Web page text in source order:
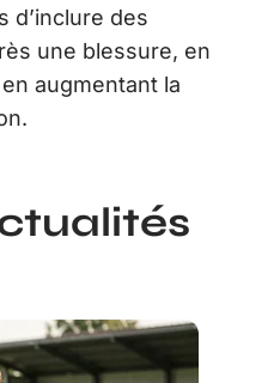
d’inclure des
une blessure, en
augmentant la